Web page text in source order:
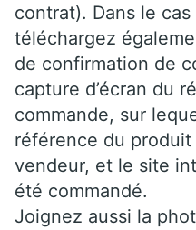
contrat). Dans le cas
téléchargez
de confirmation de
capture d’écran du
commande, sur
référence du
vendeur, et le site
été commandé.
Joignez aussi la